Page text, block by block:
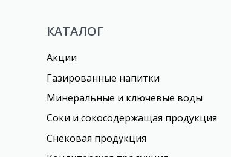
КАТАЛОГ
Акции
Газированные напитки
Минеральные и ключевые воды
Соки и сокосодержащая продукция
Снековая продукция